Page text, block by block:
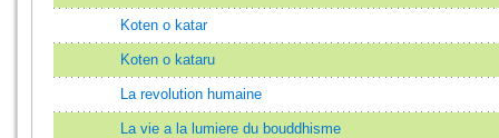
Koten o katar
Koten o kataru
La revolution humaine
La vie a la lumiere du bouddhisme